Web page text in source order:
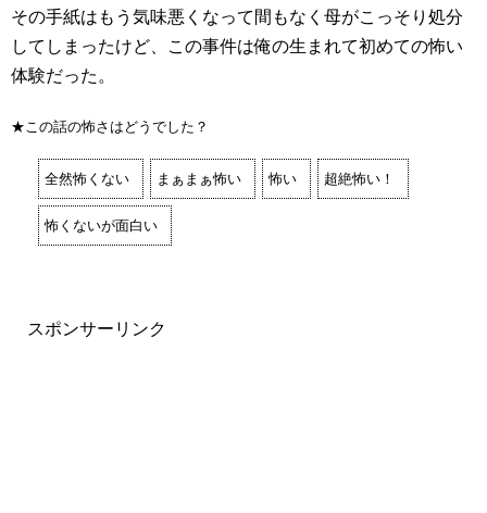
その手紙はもう気味悪くなって間もなく母がこっそり処分
してしまったけど、この事件は俺の生まれて初めての怖い
体験だった。
★この話の怖さはどうでした？
全然怖くない まぁまぁ怖い 怖い 超絶怖い！
怖くないが面白い
スポンサーリンク